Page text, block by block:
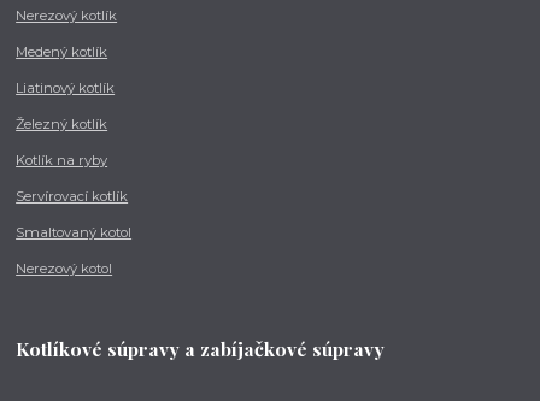
Nerezový kotlík
Medený kotlík
Liatinový kotlík
Železný kotlík
Kotlík na ryby
Servírovací kotlík
Smaltovaný kotol
Nerezový kotol
Kotlíkové súpravy a zabíjačkové súpravy